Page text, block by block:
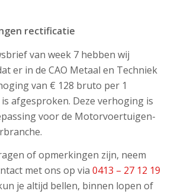
rectificatie
van week 7 hebben wij
er in de CAO Metaal en Techniek
van € 128 bruto per 1
afgesproken. Deze verhoging is
voor de Motorvoertuigen-
of opmerkingen zijn, neem
met ons op via 0413 – 27 12 19
je altijd bellen, binnen lopen of